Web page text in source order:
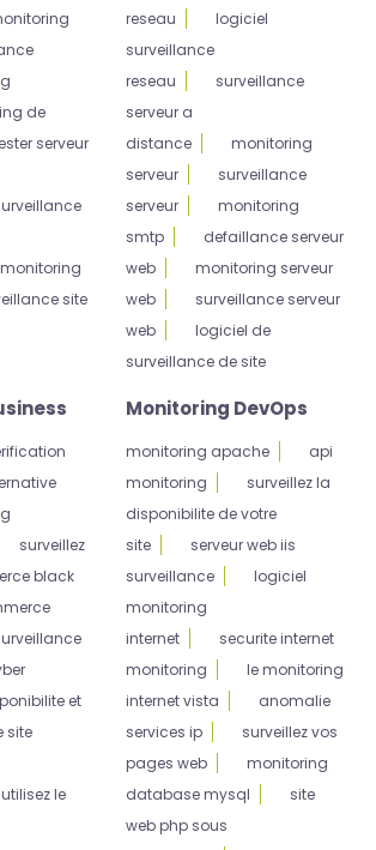
de
serveur
monitoring
site
reseau
logiciel
surveillance
reseau
surveillance
serveur a
distance
monitoring
serveur
surveillance
serveur
monitoring
smtp
defaillance serveur
web
monitoring serveur
web
surveillance serveur
web
logiciel de
surveillance de site
surveillez
black
et
site
utilisez le
Monitoring DevOps
monitoring apache
api
monitoring
surveillez la
disponibilite de votre
site
serveur web iis
surveillance
logiciel
monitoring
internet
securite internet
monitoring
le monitoring
internet vista
anomalie
services ip
surveillez vos
pages web
monitoring
database mysql
site
web php sous